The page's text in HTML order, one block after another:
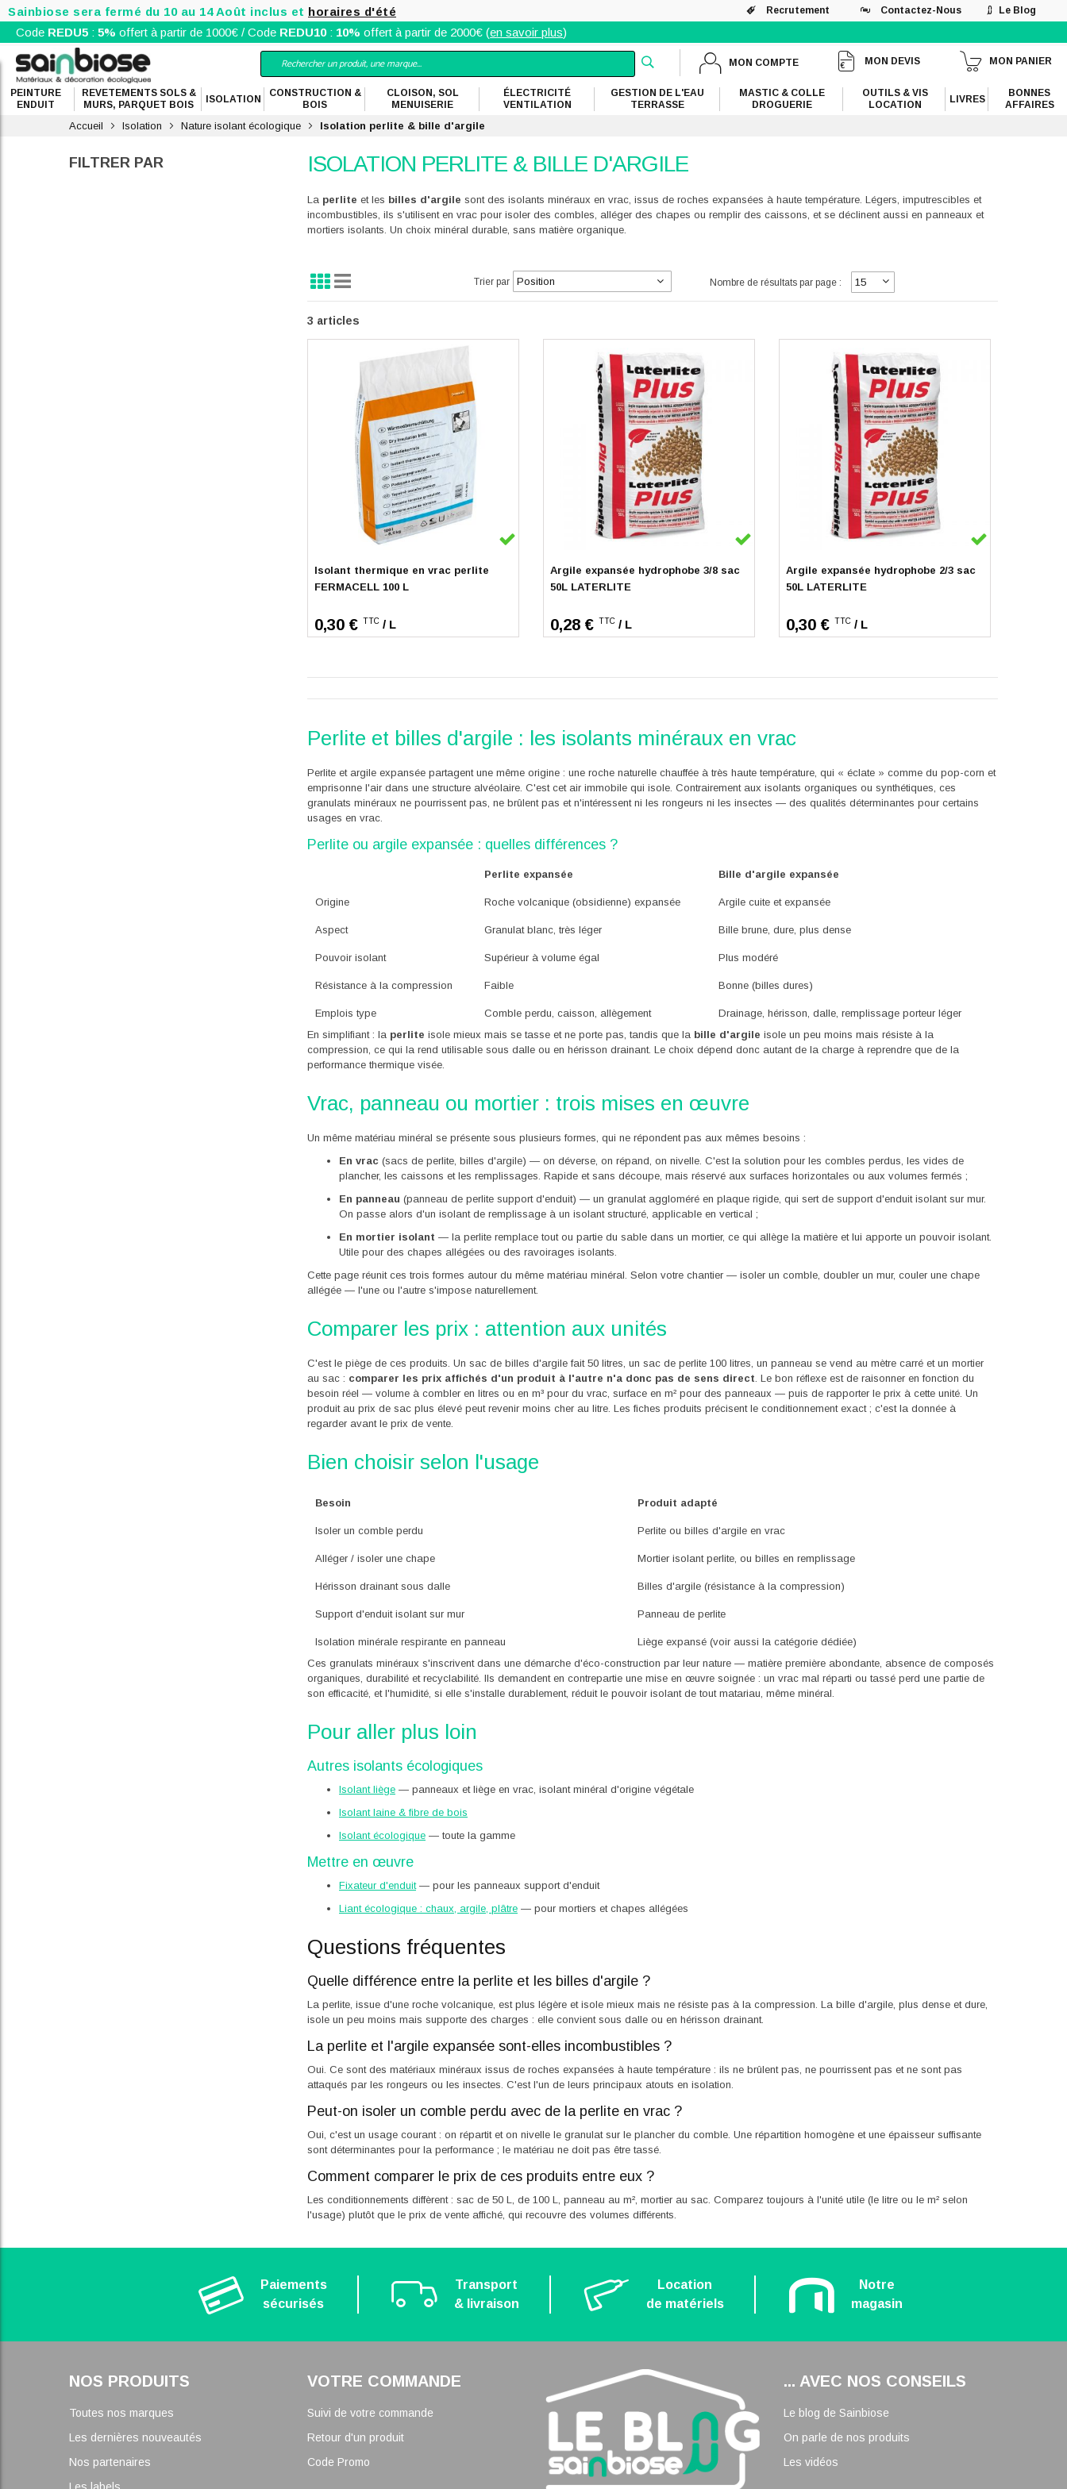
Sainbiose sera fermé du 10 au 14 Août inclus et horaires d'été Recrutement Contactez-Nous Le Blog
Code REDU5 :5% offert à partir de 1000€ / Code REDU10: 10% offert à partir de 2000€ (en savoir plus)
MON COMPTE MON DEVIS MON PANIER
PEINTURE
ENDUIT
REVETEMENTS SOLS &
MURS, PARQUET BOIS
ISOLATION
CONSTRUCTION &
BOIS
CLOISON, SOL
MENUISERIE
ÉLECTRICITÉ
VENTILATION
GESTION DE L'EAU
TERRASSE
MASTIC & COLLE
DROGUERIE
OUTILS & VIS
LOCATION
LIVRES
BONNES
AFFAIRES
Accueil Isolation Nature isolant écologique Isolation perlite & bille d'argile
ISOLATION PERLITE & BILLE D'ARGILE
La perlite et les billes d'argile sont des isolants minéraux en vrac, issus de roches expansées à haute température. Légers, imputrescibles et
incombustibles, ils s'utilisent en vrac pour isoler des combles, alléger des chapes ou remplir des caissons, et se déclinent aussi en panneaux et
mortiers isolants. Un choix minéral durable, sans matière organique.
Afficher
en
GrilleListe
Trier par Nombre de résultats par page :
3 articles
Isolant thermique en vrac perlite
FERMACELL 100 L
0,30 € TTC / L
Argile expansée hydrophobe 3/8 sac
50L LATERLITE
0,28 € TTC / L
Argile expansée hydrophobe 2/3 sac
50L LATERLITE
0,30 € TTC / L
Perlite et billes d'argile : les isolants minéraux en vrac
Perlite et argile expansée partagent une même origine : une roche naturelle chauffée à très haute température, qui « éclate » comme du pop-corn et
emprisonne l'air dans une structure alvéolaire. C'est cet air immobile qui isole. Contrairement aux isolants organiques ou synthétiques, ces
granulats minéraux ne pourrissent pas, ne brûlent pas et n'intéressent ni les rongeurs ni les insectes — des qualités déterminantes pour certains
usages en vrac.
Perlite ou argile expansée : quelles différences ?
Perlite expansée Bille d'argile expansée
Origine Roche volcanique (obsidienne) expansée Argile cuite et expansée
Aspect Granulat blanc, très léger Bille brune, dure, plus dense
Pouvoir isolant Supérieur à volume égal Plus modéré
Résistance à la compression Faible Bonne (billes dures)
Emplois type Comble perdu, caisson, allègement
Drainage, hérisson, dalle, remplissage porteur léger
En simplifiant : la perlite isole mieux mais se tasse et ne porte pas, tandis que la bille d'argile isole un peu moins mais résiste à la
compression, ce qui la rend utilisable sous dalle ou en hérisson drainant. Le choix dépend donc autant de la charge à reprendre que de la
performance thermique visée.
Vrac, panneau ou mortier : trois mises en œuvre
Un même matériau minéral se présente sous plusieurs formes, qui ne répondent pas aux mêmes besoins :
En vrac (sacs de perlite, billes d'argile) — on déverse, on répand, on nivelle. C'est la solution pour les combles perdus, les vides de
plancher, les caissons et les remplissages. Rapide et sans découpe, mais réservé aux surfaces horizontales ou aux volumes fermés ;
En panneau (panneau de perlite support d'enduit) — un granulat aggloméré en plaque rigide, qui sert de support d'enduit isolant sur mur.
On passe alors d'un isolant de remplissage à un isolant structuré, applicable en vertical ;
En mortier isolant — la perlite remplace tout ou partie du sable dans un mortier, ce qui allège la matière et lui apporte un pouvoir isolant.
Utile pour des chapes allégées ou des ravoirages isolants.
Cette page réunit ces trois formes autour du même matériau minéral. Selon votre chantier — isoler un comble, doubler un mur, couler une chape
allégée — l'une ou l'autre s'impose naturellement.
Comparer les prix : attention aux unités
C'est le piège de ces produits. Un sac de billes d'argile fait 50 litres, un sac de perlite 100 litres, un panneau se vend au mètre carré et un mortier
au sac : comparer les prix affichés d'un produit à l'autre n'a donc pas de sens direct. Le bon réflexe est de raisonner en fonction du
besoin réel — volume à combler en litres ou en m³ pour du vrac, surface en m² pour des panneaux — puis de rapporter le prix à cette unité. Un
produit au prix de sac plus élevé peut revenir moins cher au litre. Les fiches produits précisent le conditionnement exact ; c'est la donnée à
regarder avant le prix de vente.
Bien choisir selon l'usage
Besoin Produit adapté
Isoler un comble perdu Perlite ou billes d'argile en vrac
Alléger / isoler une chape Mortier isolant perlite, ou billes en remplissage
Hérisson drainant sous dalle Billes d'argile (résistance à la compression)
Support d'enduit isolant sur mur Panneau de perlite
Isolation minérale respirante en panneau
Liège expansé (voir aussi la catégorie dédiée)
Ces granulats minéraux s'inscrivent dans une démarche d'éco-construction par leur nature — matière première abondante, absence de composés
organiques, durabilité et recyclabilité. Ils demandent en contrepartie une mise en œuvre soignée : un vrac mal réparti ou tassé perd une partie de
son efficacité, et l'humidité, si elle s'installe durablement, réduit le pouvoir isolant de tout matariau, même minéral.
Pour aller plus loin
Autres isolants écologiques
Isolant liège — panneaux et liège en vrac, isolant minéral d'origine végétale
Isolant laine & fibre de bois
Isolant écologique — toute la gamme
Mettre en œuvre
Fixateur d'enduit— pour les panneaux support d'enduit
Liant écologique : chaux, argile, plâtre — pour mortiers et chapes allégées
Questions fréquentes
Quelle différence entre la perlite et les billes d'argile ?
La perlite, issue d'une roche volcanique, est plus légère et isole mieux mais ne résiste pas à la compression. La bille d'argile, plus dense et dure,
isole un peu moins mais supporte des charges : elle convient sous dalle ou en hérisson drainant.
La perlite et l'argile expansée sont-elles incombustibles ?
Oui. Ce sont des matériaux minéraux issus de roches expansées à haute température : ils ne brûlent pas, ne pourrissent pas et ne sont pas
attaqués par les rongeurs ou les insectes. C'est l'un de leurs principaux atouts en isolation.
Peut-on isoler un comble perdu avec de la perlite en vrac ?
Oui, c'est un usage courant : on répartit et on nivelle le granulat sur le plancher du comble. Une répartition homogène et une épaisseur suffisante
sont déterminantes pour la performance ; le matériau ne doit pas être tassé.
Comment comparer le prix de ces produits entre eux ?
Les conditionnements diffèrent : sac de 50 L, de 100 L, panneau au m², mortier au sac. Comparez toujours à l'unité utile (le litre ou le m² selon
l'usage) plutôt que le prix de vente affiché, qui recouvre des volumes différents.
FILTRER PAR
Paiements
sécurisés
Transport
& livraison
Location
de matériels
Notre
magasin
NOS PRODUITS
Toutes nos marques
Les dernières nouveautés
Nos partenaires
VOTRE COMMANDE
Suivi de votre commande
Retour d'un produit
Code Promo
... AVEC NOS CONSEILS
Le blog de Sainbiose
On parle de nos produits
Les vidéos